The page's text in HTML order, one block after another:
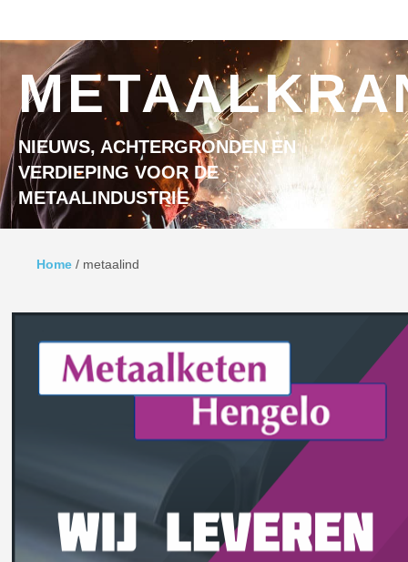
NIEUWS, ACHTERGRONDEN EN
VERDIEPING VOOR DE
METAALINDUSTRIE
Home / metaalind